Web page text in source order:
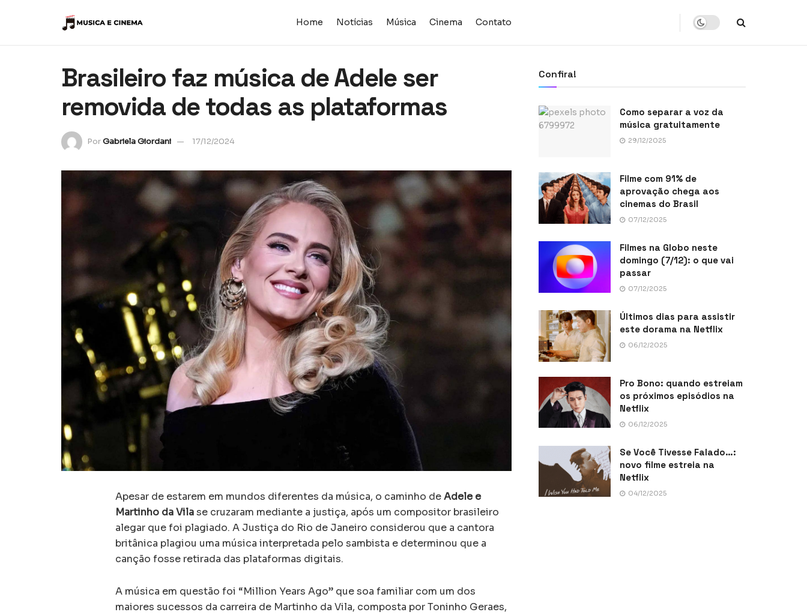
Home Notícias Música Cinema Contato
Brasileiro faz música de Adele ser
removida de todas as plataformas
PorGabriela Giordani 17/12/2024
Apesar de estarem em mundos diferentes da música, o caminho deAdele e
Martinho da Vilase cruzaram mediante a justiça, após um compositor brasileiro
alegar que foi plagiado. A Justiça do Rio de Janeiro considerou que a cantora
britânica plagiou uma música interpretada pelo sambista e determinou que a
canção fosse retirada das plataformas digitais.
A música em questão foi “Million Years Ago” que soa familiar com um dos
maiores sucessos da carreira de Martinho da Vila, composta por Toninho Geraes,
Confira!
Como separar a voz da
música gratuitamente
29/12/2025
Filme com 91% de
aprovação chega aos
cinemas do Brasil
07/12/2025
Filmes na Globo neste
domingo (7/12): o que vai
passar
07/12/2025
Últimos dias para assistir
este dorama na Netflix
06/12/2025
Pro Bono: quando estreiam
os próximos episódios na
Netflix
06/12/2025
Se Você Tivesse Falado…:
novo filme estreia na
Netflix
04/12/2025